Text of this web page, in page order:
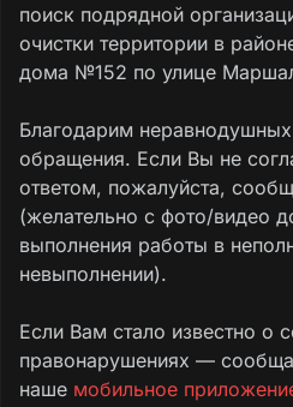
поиск подрядной
очистки территории в
дома №152 по улице
Благодарим
обращения. Если Вы не
ответом, пожалуйста,
(желательно с фото/видео
выполнения работы в
невыполнении).
Если Вам стало известно о
правонарушениях —
наше мобильное